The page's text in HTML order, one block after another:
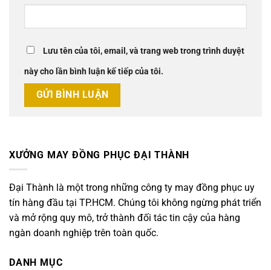
Lưu tên của tôi, email, và trang web trong trình duyệt
này cho lần bình luận kế tiếp của tôi.
XƯỞNG MAY ĐỒNG PHỤC ĐẠI THÀNH
Đại Thành là một trong những công ty may đồng phục uy
tín hàng đầu tại TP.HCM. Chúng tôi không ngừng phát triển
và mở rộng quy mô, trở thành đối tác tin cậy của hàng
ngàn doanh nghiệp trên toàn quốc.
DANH MỤC